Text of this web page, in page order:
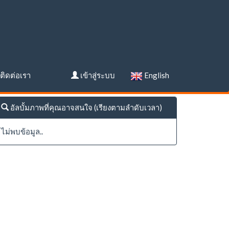
ติดต่อเรา เข้าสู่ระบบ English
อัลบั้มภาพที่คุณอาจสนใจ (เรียงตามลำดับเวลา)
ไม่พบข้อมูล..